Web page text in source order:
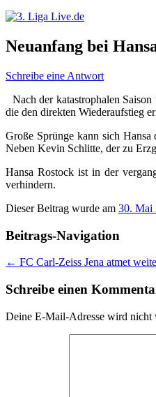
Neuanfang bei
Schreibe eine Antwort
Nach der katastrophalen
die den direkten Wiederaufstieg
Große Sprünge kann sich Hansa
Neben Kevin Schlitte, der zu
Hansa Rostock ist in der
verhindern.
Dieser Beitrag wurde am 30. Mai
Beitrags-Navigation
← FC Carl-Zeiss Jena atmet
Schreibe einen
Deine E-Mail-Adresse wird nicht